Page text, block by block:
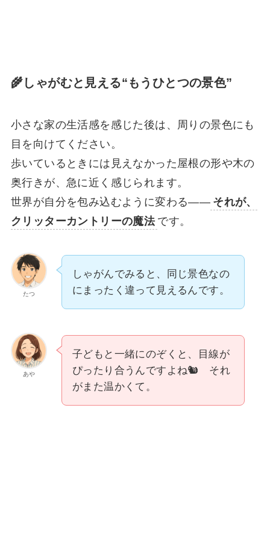
🌾しゃがむと見える“もうひとつの景色”
小さな家の生活感を感じた後は、周りの景色にも
目を向けてください。
歩いているときには見えなかった屋根の形や木の
奥行きが、急に近く感じられます。
世界が自分を包み込むように変わる—— それが、
クリッターカントリーの魔法 です。
たつ
しゃがんでみると、同じ景色なの
にまったく違って見えるんです。
あや
子どもと一緒にのぞくと、目線が
ぴったり合うんですよね🐿️ それ
がまた温かくて。